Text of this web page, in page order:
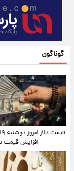
گوناگون
افزایش قیمت